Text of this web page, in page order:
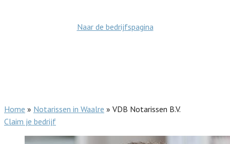
Naar de bedrijfspagina
Home » Notarissen in Waalre » VDB Notarissen B.V.
Claim je bedrijf